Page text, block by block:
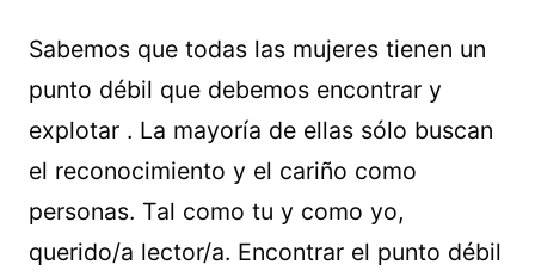
Sabemos que todas las mujeres tienen un
punto débil que debemos encontrar y
explotar . La mayoría de ellas sólo buscan
el reconocimiento y el cariño como
personas. Tal como tu y como yo,
querido/a lector/a. Encontrar el punto débil